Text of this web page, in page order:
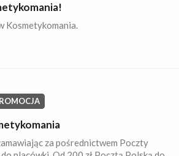
Kosmetykomania.
za pośrednictwem Poczty